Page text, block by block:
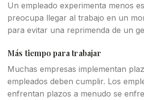
Un empleado experimenta menos
preocupa llegar al trabajo en un
para evitar una reprimenda de un
Más tiempo para trabajar
Muchas empresas implementan
empleados deben cumplir. Los
enfrentan plazos a menudo se